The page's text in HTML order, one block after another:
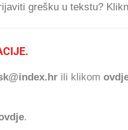
grešku u tekstu?
ili klikom
.